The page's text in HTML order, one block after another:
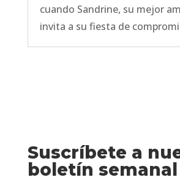
cuando Sandrine, su mejor
invita a su fiesta de
Suscríbete a
boletín semanal